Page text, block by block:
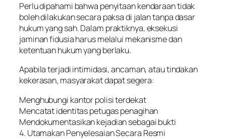
Perlu dipahami bahwa penyitaan kendaraan tidak
boleh dilakukan secara paksa di jalan tanpa dasar
hukum yang sah. Dalam praktiknya, eksekusi
jaminan fidusia harus melalui mekanisme dan
ketentuan hukum yang berlaku.
Apabila terjadi intimidasi, ancaman, atau tindakan
kekerasan, masyarakat dapat segera:
Menghubungi kantor polisi terdekat
Mencatat identitas petugas penagihan
Mendokumentasikan kejadian sebagai bukti
4. Utamakan Penyelesaian Secara Resmi